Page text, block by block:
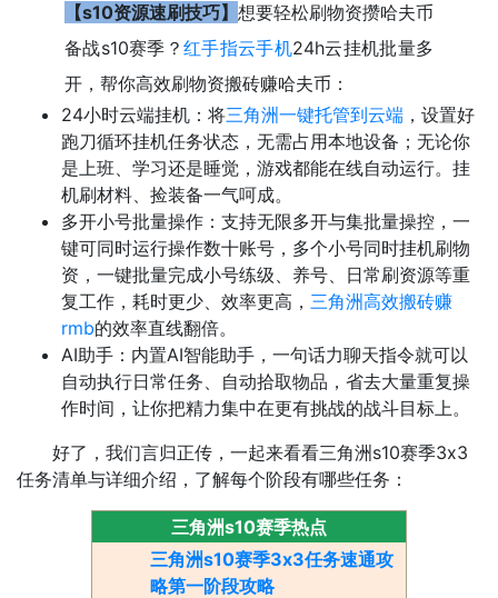
【s10资源速刷技巧】 想要轻松刷物资攒哈夫币
备战s10赛季？ 红手指云手机24h云挂机批量多
开，帮你高效刷物资搬砖赚哈夫币：
24小时云端挂机：将三角洲一键托管到云端 ，设置好
跑刀循环挂机任务状态，无需占用本地设备；无论你
是上班、学习还是睡觉，游戏都能在线自动运行。挂
机刷材料、捡装备一气呵成。
多开小号批量操作：支持无限多开与集批量操控，一
键可同时运行操作数十账号，多个小号同时挂机刷物
资，一键批量完成小号练级、养号、日常刷资源等重
复工作，耗时更少、效率更高， 三角洲高效搬砖赚
rmb的效率直线翻倍。
AI助手：内置AI智能助手，一句话力聊天指令就可以
自动执行日常任务、自动拾取物品，省去大量重复操
作时间，让你把精力集中在更有挑战的战斗目标上。
好了，我们言归正传，一起来看看三角洲s10赛季3x3
任务清单与详细介绍，了解每个阶段有哪些任务：
三角洲s10赛季热点
三角洲s10赛季3x3任务速通攻
略第一阶段攻略